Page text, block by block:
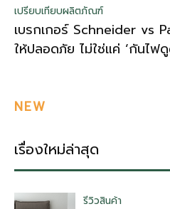
เปรียบเทียบผลิตภัณฑ์
เบรกเกอร์ Schneider vs
ให้ปลอดภัย ไม่ใช่แค่ ‘กันไฟดู
NEW
เรื่องใหม่ล่าสุด
รีวิวสินค้า